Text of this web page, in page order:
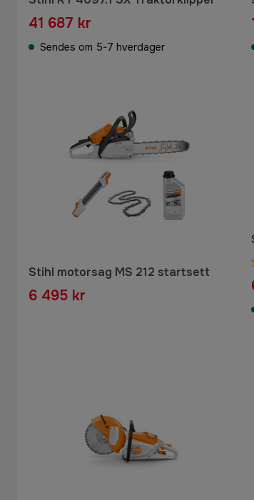
41 687 kr
Sendes om 5-7 hverdager
Stihl motorsag MS 212 startsett
6 495 kr